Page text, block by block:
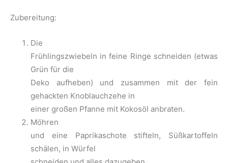
Zubereitung:
Die
Frühlingszwiebeln in feine Ringe schneiden (etwas
Grün für die
Deko aufheben) und zusammen mit der fein
gehackten Knoblauchzehe in
einer großen Pfanne mit Kokosöl anbraten.
Möhren
und eine Paprikaschote stifteln, Süßkartoffeln
schälen, in Würfel